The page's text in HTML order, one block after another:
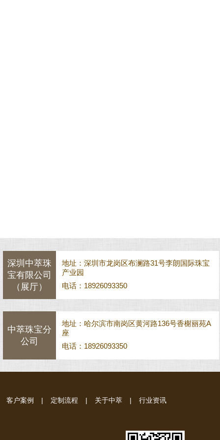
深圳中萃珠
宝有限公司
（展厅）
地址：深圳市龙岗区布澜路31号李朗国际珠宝
产业园
电话：18926093350
中萃珠宝分
公司
地址：哈尔滨市南岗区黄河路136号香榭丽苑A
座
电话：18926093350
客户案例 | 定制流程 | 关于中萃 | 行业资讯